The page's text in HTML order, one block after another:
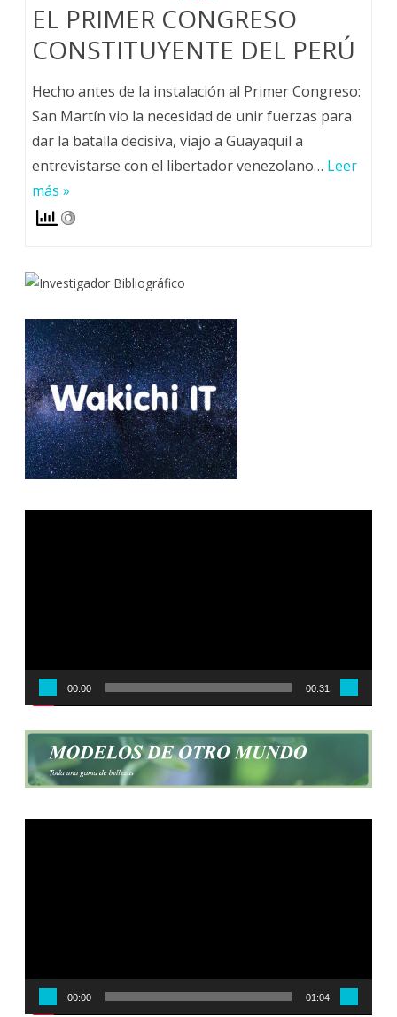
EL PRIMER CONGRESO
CONSTITUYENTE DEL PERÚ
Hecho antes de la instalación al Primer Congreso:
San Martín vio la necesidad de unir fuerzas para
dar la batalla decisiva, viajo a Guayaquil a
entrevistarse con el libertador venezolano… Leer
más »
Reproductor
00:00 00:31
Reproductor
00:00 01:04